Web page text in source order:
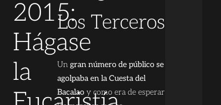
2015:
Hágase
la
Los Terceros
Un gran número de público se
agolpaba en la Cuesta del
Bacalaoy como era de esperar